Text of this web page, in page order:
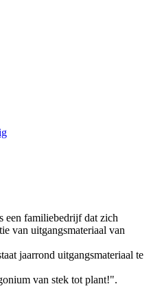
een familiebedrijf dat zich
van uitgangsmateriaal van
jaarrond uitgangsmateriaal te
van stek tot plant!".